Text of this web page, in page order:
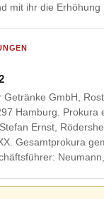
mit ihr die Erhöhung
Getränke GmbH,
Hamburg. Prokura
Ernst,
Gesamtprokura